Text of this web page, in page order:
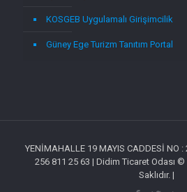
KOSGEB Uygulamalı Girişimcilik
Güney Ege Turizm Tanıtım Portal
YENİMAHALLE 19 MAYIS CADDESİ NO
256 811 25 63 | Didim Ticaret Odası ©
Saklıdır. |